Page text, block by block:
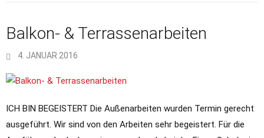
Balkon- & Terrassenarbeiten
4. JANUAR 2016
ICH BIN BEGEISTERT Die Außenarbeiten wurden Termin gerecht
ausgeführt. Wir sind von den Arbeiten sehr begeistert. Für die